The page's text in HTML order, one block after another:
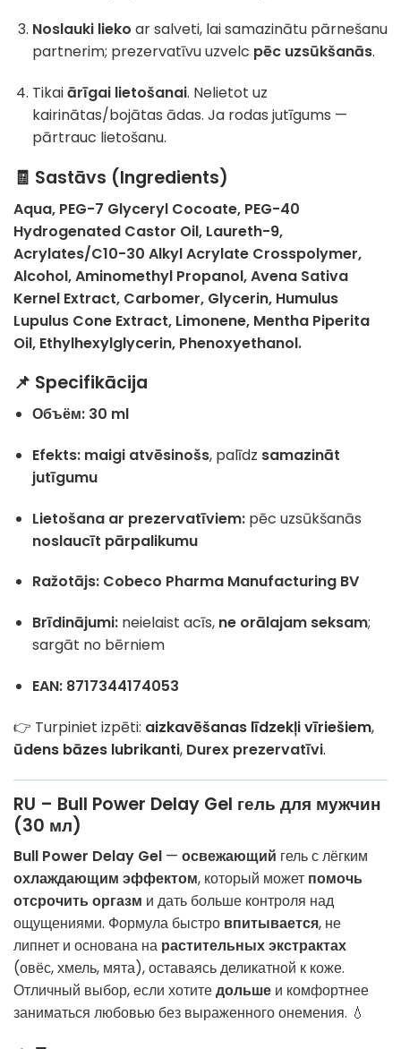
Noslauki lieko ar salveti, lai samazinātu pārnešanu
partnerim; prezervatīvu uzvelc pēc uzsūkšanās.
Tikaiārīgai lietošanai. Nelietot uz
kairinātas/bojātas ādas. Ja rodas jutīgums —
pārtrauc lietošanu.
🧾 Sastāvs (Ingredients)
Aqua, PEG-7 Glyceryl Cocoate, PEG-40
Hydrogenated Castor Oil, Laureth-9,
Acrylates/C10-30 Alkyl Acrylate Crosspolymer,
Alcohol, Aminomethyl Propanol, Avena Sativa
Kernel Extract, Carbomer, Glycerin, Humulus
Lupulus Cone Extract, Limonene, Mentha Piperita
Oil, Ethylhexylglycerin, Phenoxyethanol.
📌 Specifikācija
Объём: 30 ml
Efekts: maigi atvēsinošs, palīdz samazināt
jutīgumu
Lietošana ar prezervatīviem:pēc uzsūkšanās
noslaucīt pārpalikumu
Ražotājs: Cobeco Pharma Manufacturing BV
Brīdinājumi:neielaist acīs, ne orālajam seksam;
sargāt no bērniem
EAN: 8717344174053
👉 Turpiniet izpēti: aizkavēšanas līdzekļi vīriešiem,
ūdens bāzes lubrikanti, Durex prezervatīvi.
RU – Bull Power Delay Gel гель для мужчин
(30 мл)
Bull Power Delay Gel — освежающий гель с лёгким
охлаждающим эффектом, который может помочь
отсрочить оргазм и дать больше контроля над
ощущениями. Формула быстро впитывается, не
липнет и основана на растительных экстрактах
(овёс, хмель, мята), оставаясь деликатной к коже.
Отличный выбор, если хотитедольше и комфортнее
заниматься любовью без выраженного онемения. 💧